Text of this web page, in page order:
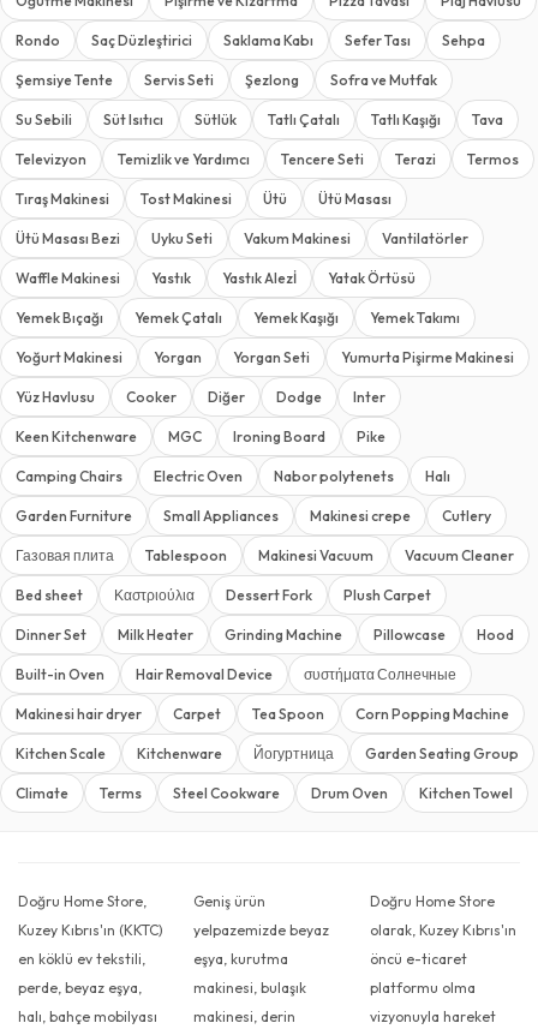
Rondo Saç Düzleştirici Saklama Kabı Sefer Tası Sehpa
Şemsiye Tente Servis Seti Şezlong Sofra ve Mutfak
Su Sebili Süt Isıtıcı Sütlük Tatlı Çatalı Tatlı Kaşığı Tava
Televizyon Temizlik ve Yardımcı Tencere Seti Terazi Termos
Tıraş Makinesi Tost Makinesi Ütü Ütü Masası
Ütü Masası Bezi Uyku Seti Vakum Makinesi Vantilatörler
Waffle Makinesi Yastık Yastık Alezİ Yatak Örtüsü
Yemek Bıçağı Yemek Çatalı Yemek Kaşığı Yemek Takımı
Yoğurt Makinesi Yorgan Yorgan Seti Yumurta Pişirme Makinesi
Yüz Havlusu Cooker Diğer Dodge Inter
Keen Kitchenware MGC Ironing Board Pike
Camping Chairs Electric Oven Nabor polytenets Halı
Garden Furniture Small Appliances Makinesi crepe Cutlery
Газовая плита Tablespoon Makinesi Vacuum Vacuum Cleaner
Bed sheet Καστριούλια Dessert Fork Plush Carpet
Dinner Set Milk Heater Grinding Machine Pillowcase Hood
Built-in Oven Hair Removal Device συστήματα Солнечные
Makinesi hair dryer Carpet Tea Spoon Corn Popping Machine
Kitchen Scale Kitchenware Йогуртница Garden Seating Group
Climate Terms Steel Cookware Drum Oven Kitchen Towel
Doğru Home Store,
Kuzey Kıbrıs'ın (KKTC)
en köklü ev tekstili,
perde, beyaz eşya,
halı, bahçe mobilyası
Geniş ürün
yelpazemizde beyaz
eşya, kurutma
makinesi, bulaşık
makinesi, derin
Doğru Home Store
olarak, Kuzey Kıbrıs'ın
öncü e-ticaret
platformu olma
vizyonuyla hareket